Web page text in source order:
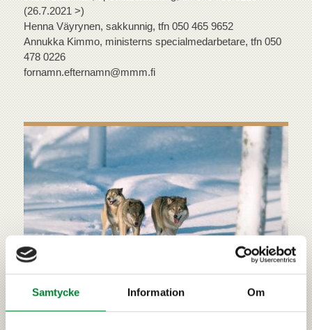
Samtycke Information Om
(26.7.2021 >)
Henna Väyrynen, sakkunnig, tfn 050 465 9652
Annukka Kimmo, ministerns specialmedarbetare, tfn 050
478 0226
fornamn.efternamn@mmm.fi
Jaktlagen och jaktförordningen